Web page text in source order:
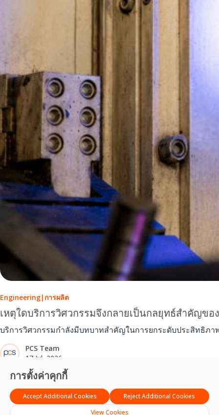
การตั้งค่าคุกกี้
Accept Additional Cookies
Reject Additional Cookies
View Cookies
Engineering|การผลิต
เหตุใดบริการวิศวกรรมจึงกลายเป็นกลยุทธ์สำคัญข
บริการวิศวกรรมกำลังมีบทบาทสำคัญในการยกระดับประสิทธิภา
PCS Team
17 Jul, 2026